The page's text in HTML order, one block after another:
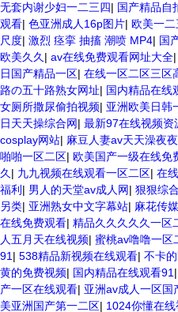
无套内谢少妇一二三四| 国产精品自
观看| 色亚洲成人16p图片| 欧美一
尺度| 激烈 痉挛 抽搐 潮喷 MP4| 国
欧美久久 | av在线免费观看网址大全|
日国产精品一区| 在线一区二区三区
路の五十路熟女网址| 国内精品在线
女厕所撒尿偷拍视频| 亚洲欧美日韩
日天天操综合网| 最新97在线视频资
cosplay网站| 麻豆人妻av天天澡夜
啪啪一区二区| 欧美国产一级在线免
久 | 九九视频在线观看一区二区| 在
福利 | 男人的天堂av成人网| 狠狠综
另类| 亚洲熟女中文字幕站| 麻花传
在线免费观看| 精品久久久久久一区
人五月天在线视频| 蜜桃av噜噜一区
91 | 538精品新视频在线观看| 不卡
黄的免费视频| 国内精品在线观看91 |
产一区在线观看| 亚洲av成人一区国
美亚洲国产第一二区| 1024你懂在线